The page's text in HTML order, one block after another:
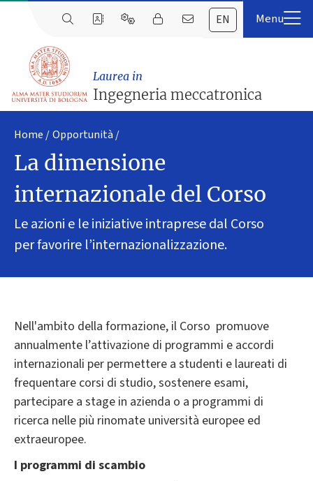
EN
Laurea in
Ingegneria meccatronica
Home Opportunità
La dimensione
internazionale del Corso
Le azioni e le iniziative intraprese dal Corso
per favorire l’internazionalizzazione.
Nell'ambito della formazione, il Corso promuove
annualmente l’attivazione di programmi e accordi
internazionali per permettere a studenti e laureati di
frequentare corsi di studio, sostenere esami,
partecipare a stage in azienda o a programmi di
ricerca nelle più rinomate università europee ed
extraeuropee.
I programmi di scambio